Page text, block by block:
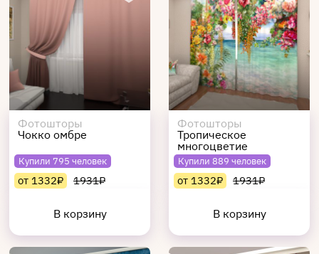
Фотошторы
Чокко омбре
Купили 795 человек
от 1332₽ 1931₽
В корзину
Фотошторы
Тропическое
многоцветие
Купили 889 человек
от 1332₽ 1931₽
В корзину